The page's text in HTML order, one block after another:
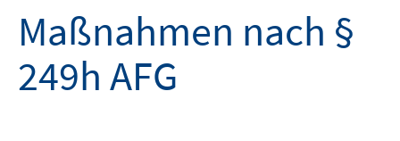
Maßnahmen nach §
249h AFG